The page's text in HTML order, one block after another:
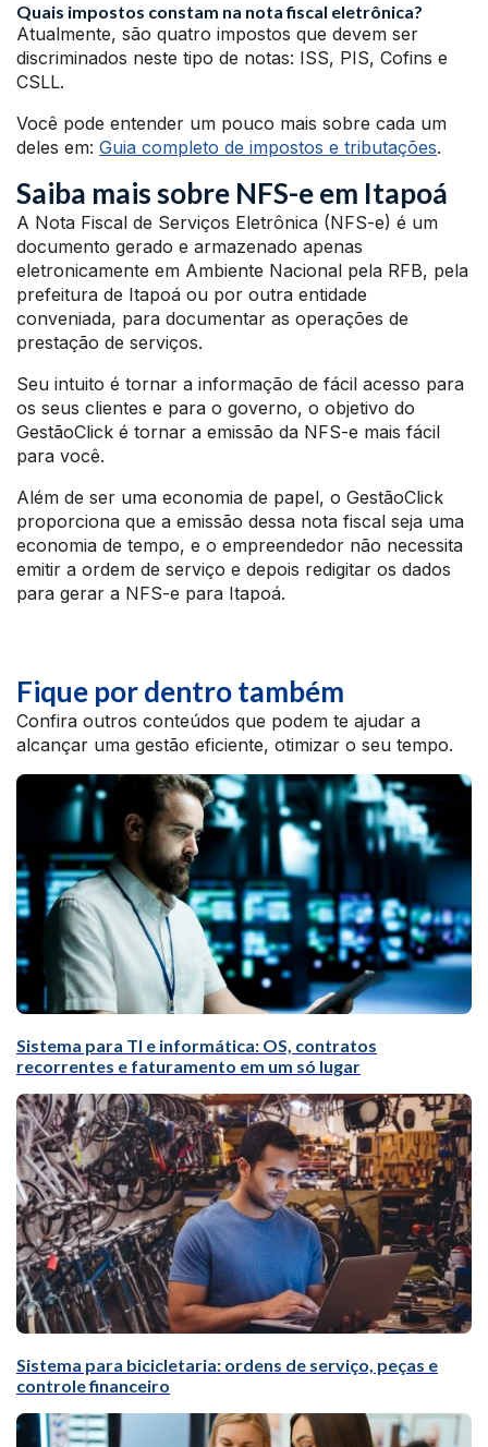
Quais impostos constam na nota fiscal eletrônica?
Atualmente, são quatro impostos que devem ser
discriminados neste tipo de notas: ISS, PIS, Cofins e
CSLL.
Você pode entender um pouco mais sobre cada um
deles em: Guia completo de impostos e tributações.
Saiba mais sobre NFS-e em Itapoá
A Nota Fiscal de Serviços Eletrônica (NFS-e) é um
documento gerado e armazenado apenas
eletronicamente em Ambiente Nacional pela RFB, pela
prefeitura de Itapoá ou por outra entidade
conveniada, para documentar as operações de
prestação de serviços.
Seu intuito é tornar a informação de fácil acesso para
os seus clientes e para o governo, o objetivo do
GestãoClick é tornar a emissão da NFS-e mais fácil
para você.
Além de ser uma economia de papel, o GestãoClick
proporciona que a emissão dessa nota fiscal seja uma
economia de tempo, e o empreendedor não necessita
emitir a ordem de serviço e depois redigitar os dados
para gerar a NFS-e para Itapoá.
Fique por dentro também
Confira outros conteúdos que podem te ajudar a
alcançar uma gestão eficiente, otimizar o seu tempo.
Sistema para TI e informática: OS, contratos
recorrentes e faturamento em um só lugar
Sistema para bicicletaria: ordens de serviço, peças e
controle financeiro